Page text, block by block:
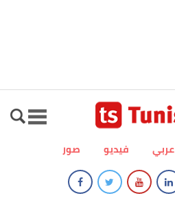
صور فيديو عربي